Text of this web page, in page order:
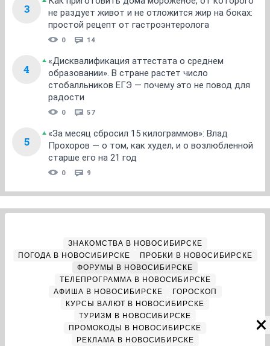
3
не раздует живот и не отложится жир на боках:
простой рецепт от гастроэнтеролога
0 14
4
«Дисквалификация аттестата о среднем
образовании». В стране растет число
стобалльников ЕГЭ — почему это не повод для
радости
0 57
5
«За месяц сбросил 15 килограммов»: Влад
Прохоров — о том, как худел, и о возлюбленной
старше его на 21 год
0 9
ЗНАКОМСТВА В НОВОСИБИРСКЕ
ПОГОДА В НОВОСИБИРСКЕ
ПРОБКИ В НОВОСИБИРСКЕ
ФОРУМЫ В НОВОСИБИРСКЕ
ТЕЛЕПРОГРАММА В НОВОСИБИРСКЕ
АФИША В НОВОСИБИРСКЕ
ГОРОСКОП
КУРСЫ ВАЛЮТ В НОВОСИБИРСКЕ
ТУРИЗМ В НОВОСИБИРСКЕ
ПРОМОКОДЫ В НОВОСИБИРСКЕ
РЕКЛАМА В НОВОСИБИРСКЕ